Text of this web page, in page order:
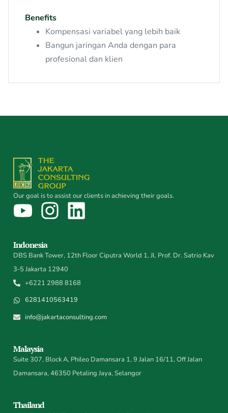
Benefits
Kompensasi variabel yang lebih baik
Bangun jaringan Anda dengan para
profesional dan klien
Our goal is to assist our clients in achieving their goals.
Indonesia
DBS Bank Tower, 12th Floor Ciputra World 1, Jl. Prof. Dr. Satrio Kav
3-5 Jakarta 12940
+6221 2988 8168
6281410563419
info@jakartaconsulting.com
Malaysia
Suite 307, Block A, Phileo Damansara 1, 9 Jalan 16/11, Off Jalan
Damansara, 46350 Petaling Jaya, Selangor
Thailand